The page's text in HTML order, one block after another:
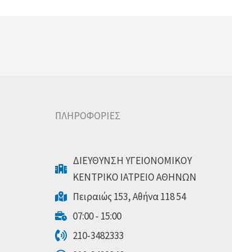
ΠΛΗΡΟΦΟΡΙΕΣ
ΔΙΕΥΘΥΝΣΗ ΥΓΕΙΟΝΟΜΙΚΟΥ
ΚΕΝΤΡΙΚΟ ΙΑΤΡΕΙΟ ΑΘΗΝΩΝ
Πειραιώς 153, Αθήνα 118 54
07:00 - 15:00
210-3482333